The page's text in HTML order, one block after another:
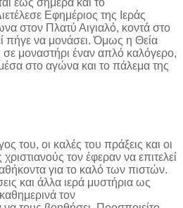
έως σήμερα και το
Εφημέριος της Ιεράς
στον Πλατύ Αιγιαλό, κοντά στο
πήγε να μονάσει. Όμως η Θεία
σε μοναστήρι έναν απλό καλόγερο,
στο αγώνα και το πάλεμα της
του, οι καλές του πράξεις και οι
τον έφεραν να επιτελεί
για το καλό των πιστών.
και άλλα ιερά μυστήρια ως
τον